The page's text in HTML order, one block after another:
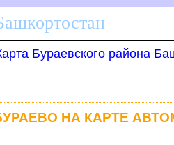
Бураевского района
НА КАРТЕ